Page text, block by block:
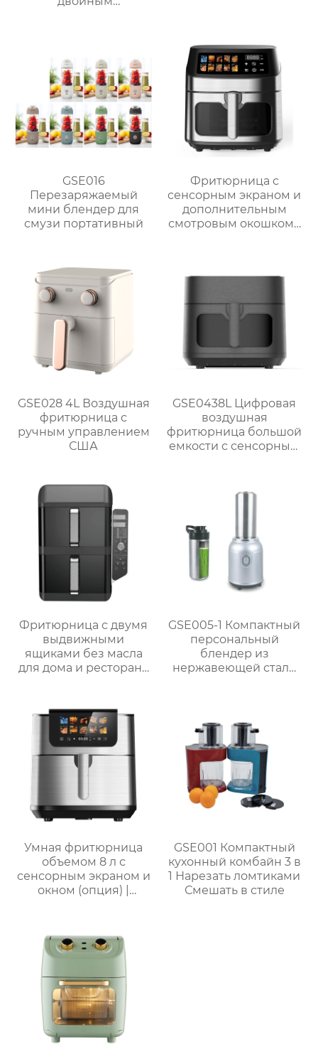
GSE016
Перезаряжаемый
мини блендер для
смузи портативный
Фритюрница с
сенсорным экраном и
дополнительным
смотровым окошком |
GSE028 4L Воздушная
фритюрница с
ручным управлением
США
GSE0438L Цифровая
воздушная
фритюрница большой
емкости с сенсорным
Фритюрница с двумя
выдвижными
ящиками без масла
для дома и ресторана
GSE005-1 Компактный
персональный
блендер из
нержавеющей стали
Умная фритюрница
объемом 8 л с
сенсорным экраном и
окном (опция) |
GSE001 Компактный
кухонный комбайн 3 в
1 Нарезать ломтиками
Смешать в стиле